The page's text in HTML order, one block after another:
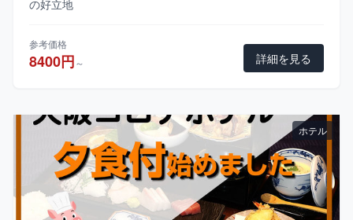
の好立地
参考価格
8400円～ 詳細を見る
ホテル